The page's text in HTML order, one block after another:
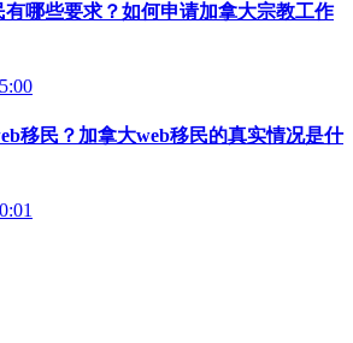
有哪些要求？如何申请加拿大宗教工作
移民？加拿大web移民的真实情况是什